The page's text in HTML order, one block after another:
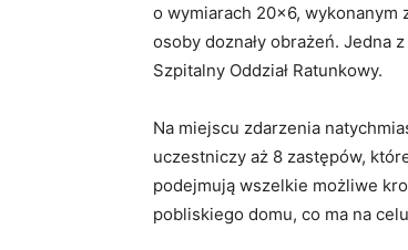
o wymiarach 20×6,
osoby doznały obrażeń. Jedna
Szpitalny Oddział Ratunkowy.
Na miejscu zdarzenia
uczestniczy aż 8 zastępów,
podejmują wszelkie możliwe
pobliskiego domu, co ma na